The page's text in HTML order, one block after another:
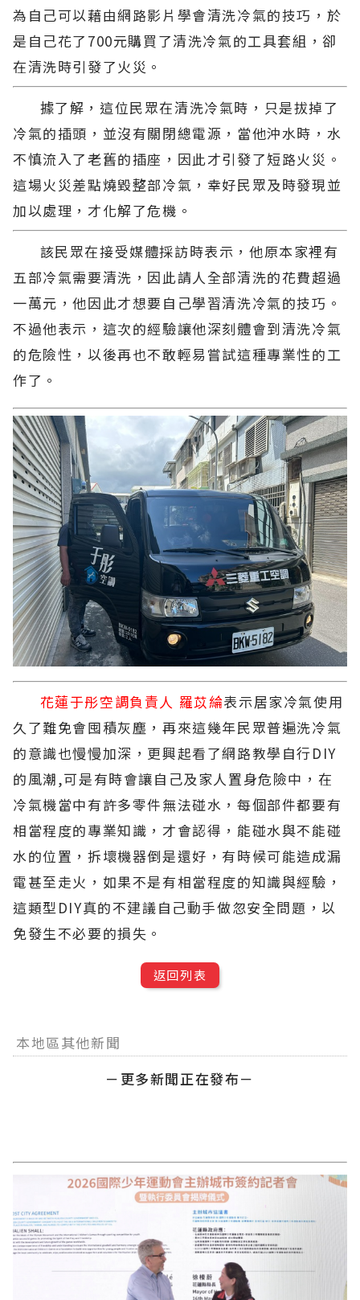
為自己可以藉由網路影片學會清洗冷氣的技巧，於
是自己花了700元購買了清洗冷氣的工具套組，卻
在清洗時引發了火災。
據了解，這位民眾在清洗冷氣時，只是拔掉了
冷氣的插頭，並沒有關閉總電源，當他沖水時，水
不慎流入了老舊的插座，因此才引發了短路火災。
這場火災差點燒毀整部冷氣，幸好民眾及時發現並
加以處理，才化解了危機。
該民眾在接受媒體採訪時表示，他原本家裡有
五部冷氣需要清洗，因此請人全部清洗的花費超過
一萬元，他因此才想要自己學習清洗冷氣的技巧。
不過他表示，這次的經驗讓他深刻體會到清洗冷氣
的危險性，以後再也不敢輕易嘗試這種專業性的工
作了。
花蓮于彤空調負責人 羅苡綸表示居家冷氣使用
久了難免會囤積灰塵，再來這幾年民眾普遍洗冷氣
的意識也慢慢加深，更興起看了網路教學自行DIY
的風潮,可是有時會讓自己及家人置身危險中，在
冷氣機當中有許多零件無法碰水，每個部件都要有
相當程度的專業知識，才會認得，能碰水與不能碰
水的位置，拆壞機器倒是還好，有時候可能造成漏
電甚至走火，如果不是有相當程度的知識與經驗，
這類型DIY真的不建議自己動手做忽安全問題，以
免發生不必要的損失。
返回列表
本地區其他新聞
－更多新聞正在發布－